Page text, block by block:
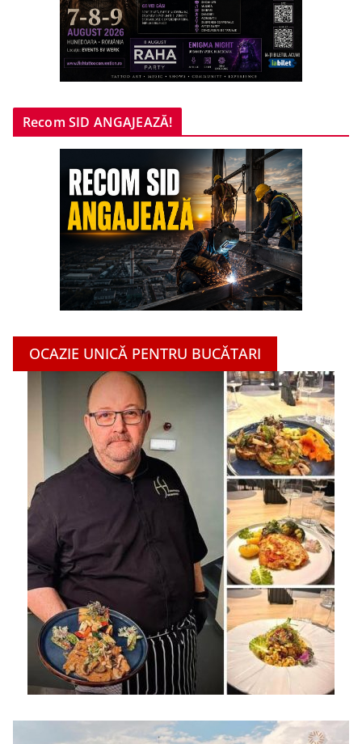
Recom SID ANGAJEAZĂ!
OCAZIE UNICĂ PENTRU BUCĂTARI